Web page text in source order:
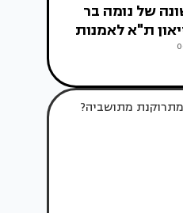
של נומה בר
ת"א לאמנות